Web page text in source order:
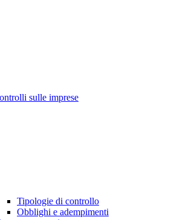
sulle imprese
Tipologie di controllo
Obblighi e adempimenti